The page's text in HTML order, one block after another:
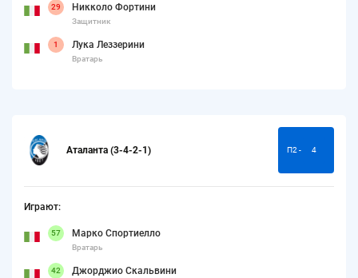
29 Никколо Фортини
Защитник
1 Лука Леззерини
Вратарь
Аталанта (3-4-2-1) П2 - 4
Играют:
57 Марко Спортиелло
Вратарь
42 Джорджио Скальвини